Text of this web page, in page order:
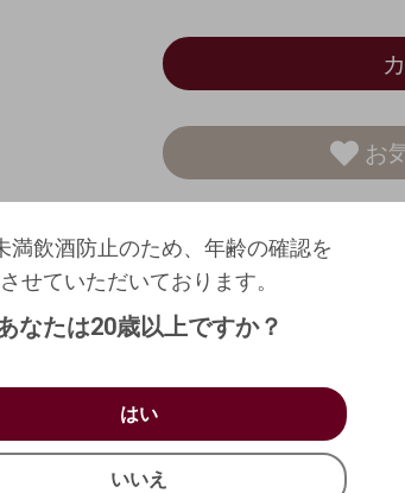
買い物を続ける カートへ進む
お
アメリカ
シャルドネ100%
生産者： ボーグル・フ
AVAカリフ
アルミ製
アルコール度数（％）：
満飲酒防止のため、年齢の確認を
させていただいております。
なたは20歳以上ですか？
はい
いいえ
満飲酒防止のため、年齢の確認を
させていただいております。
生年月日を入力してください。
確認する
アウトします。よろしいですか？
ログインの設定も解除されます。）
はい
いいえ